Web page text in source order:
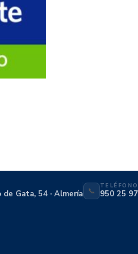
de Gata, 54 · Almería 📞
TELÉFONO
950 25